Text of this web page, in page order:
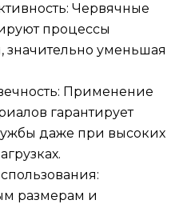
Червячные
процессы
уменьшая
Применение
гарантирует
даже при высоких
размерам и